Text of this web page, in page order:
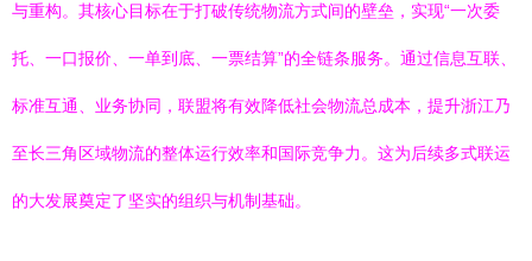
与重构。其核心目标在于打破传统物流方式间的壁垒，实现“一次委
托、一口报价、一单到底、一票结算”的全链条服务。通过信息互联、
标准互通、业务协同，联盟将有效降低社会物流总成本，提升浙江乃
至长三角区域物流的整体运行效率和国际竞争力。这为后续多式联运
的大发展奠定了坚实的组织与机制基础。